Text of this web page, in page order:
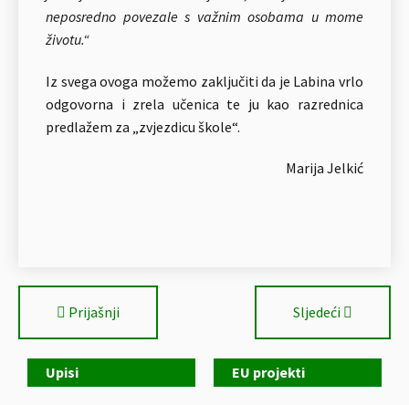
Upisi EU projekti
neposredno povezale s važnim osobama u mome
životu.“
Iz svega ovoga možemo zaključiti da je Labina vrlo
odgovorna i zrela učenica te ju kao razrednica
predlažem za „zvjezdicu škole“.
Marija Jelkić
Prijašnji Sljedeći